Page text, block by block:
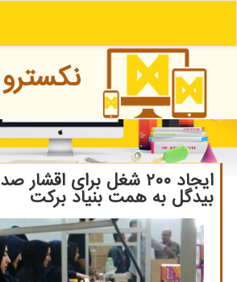
نكسترو
ایجاد ۲۰۰ شغل برای
بیدگل به همت بنیاد برکت